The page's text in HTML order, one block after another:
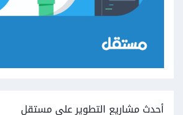
أحدث مشاريع التطوير على مستقل